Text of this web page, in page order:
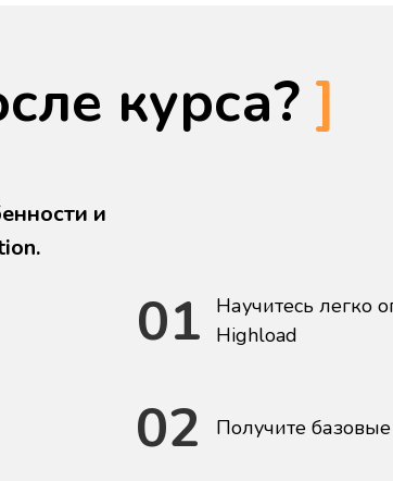
курса? ]
Научитесь легко
Highload
01
Получите
02
и